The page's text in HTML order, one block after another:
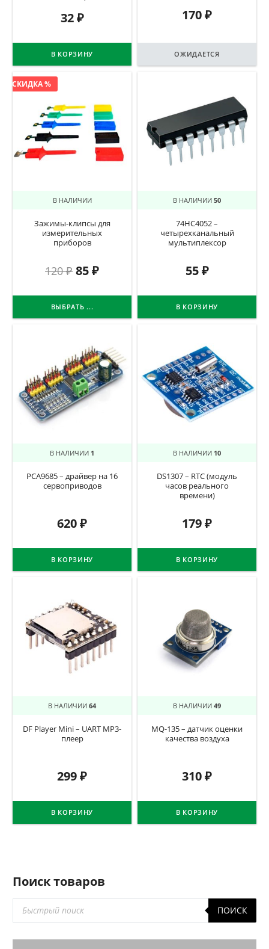
32₽
В КОРЗИНУ
170₽
ОЖИДАЕТСЯ
СКИДКА %
В НАЛИЧИИ
Зажимы-клипсы для
измерительных
приборов
120₽ 85₽
ВЫБРАТЬ ...
В НАЛИЧИИ 50
74HC4052 –
четырехканальный
мультиплексор
55₽
В КОРЗИНУ
В НАЛИЧИИ 1
PCA9685 – драйвер на 16
сервоприводов
620₽
В КОРЗИНУ
В НАЛИЧИИ 10
DS1307 – RTC (модуль
часов реального
времени)
179₽
В КОРЗИНУ
В НАЛИЧИИ 64
DF Player Mini – UART MP3-
плеер
299₽
В КОРЗИНУ
В НАЛИЧИИ 49
MQ-135 – датчик оценки
качества воздуха
310₽
В КОРЗИНУ
Поиск товаров
Поиск
товаров
ПОИСК